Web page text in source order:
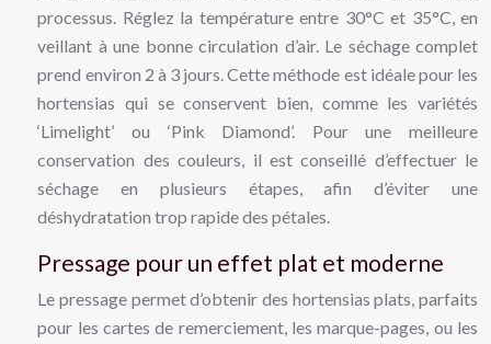
processus. Réglez la température entre 30°C et 35°C, en
veillant à une bonne circulation d’air. Le séchage complet
prend environ 2 à 3 jours. Cette méthode est idéale pour les
hortensias qui se conservent bien, comme les variétés
‘Limelight’ ou ‘Pink Diamond’. Pour une meilleure
conservation des couleurs, il est conseillé d’effectuer le
séchage en plusieurs étapes, afin d’éviter une
déshydratation trop rapide des pétales.
Pressage pour un effet plat et moderne
Le pressage permet d’obtenir des hortensias plats, parfaits
pour les cartes de remerciement, les marque-pages, ou les